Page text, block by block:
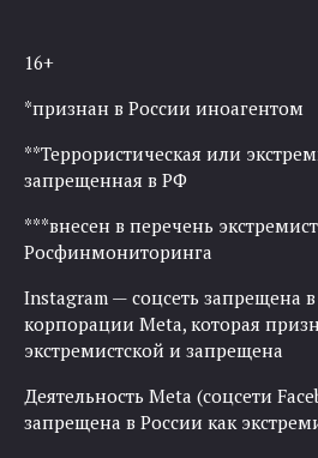
16+
*признан в России иноагентом
**Террористическая или
запрещенная в РФ
***внесен в перечень
Росфинмониторинга
Instagram — соцсеть запрещена
корпорации Meta, которая
экстремистской и запрещена
Деятельность Meta (соцсети
запрещена в России как